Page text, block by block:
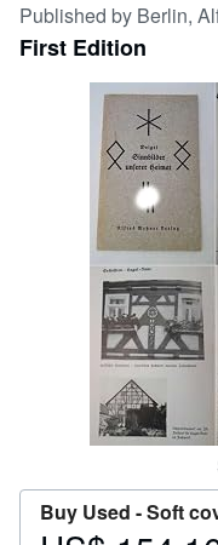
Browse Collections
Rare Books
Art & Collectibles
Start Selling
Published by Berlin,
First Edition
Buy Used -Soft